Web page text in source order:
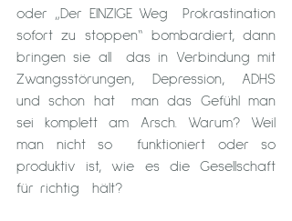
oder „Der EINZIGE Weg  Prokrastination
sofort zu stoppen“ bombardiert, dann
bringen sie all  das in Verbindung mit
Zwangsstörungen, Depression, ADHS
und schon hat  man das Gefühl man
sei komplett am Arsch. Warum? Weil
man nicht so  funktioniert oder so
produktiv ist, wie es die Gesellschaft
für richtig  hält?